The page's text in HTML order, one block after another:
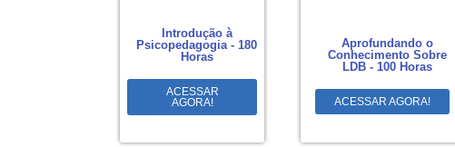
Introdução à
Psicopedagogia - 180
Horas
ACESSAR
AGORA!
Aprofundando o
Conhecimento Sobre
LDB - 100 Horas
ACESSAR AGORA!